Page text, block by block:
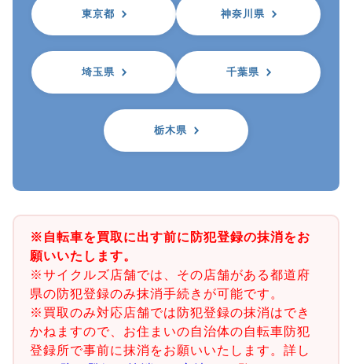
東京都 神奈川県
埼玉県 千葉県
栃木県
※自転車を買取に出す前に防犯登録の抹消をお
願いいたします。
※サイクルズ店舗では、その店舗がある都道府
県の防犯登録のみ抹消手続きが可能です。
※買取のみ対応店舗では防犯登録の抹消はでき
かねますので、お住まいの自治体の自転車防犯
登録所で事前に抹消をお願いいたします。詳し